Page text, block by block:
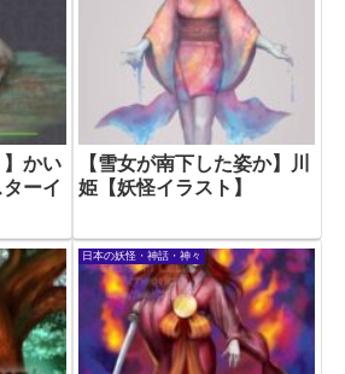
】かい
ーイ
【雪女が南下した姿か】川
姫【妖怪イラスト】
日本の妖怪・神話・神々